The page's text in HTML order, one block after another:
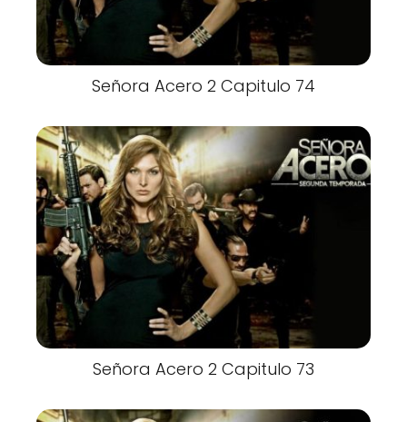
Señora Acero 2 Capitulo 74
Señora Acero 2 Capitulo 73